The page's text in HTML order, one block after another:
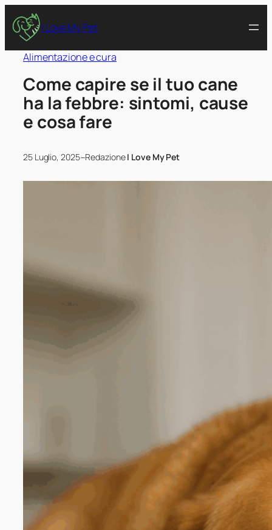
I Love My Pet
Alimentazione e cura
Come capire se il tuo cane
ha la febbre: sintomi, cause
e cosa fare
25 Luglio, 2025–RedazioneI Love My Pet